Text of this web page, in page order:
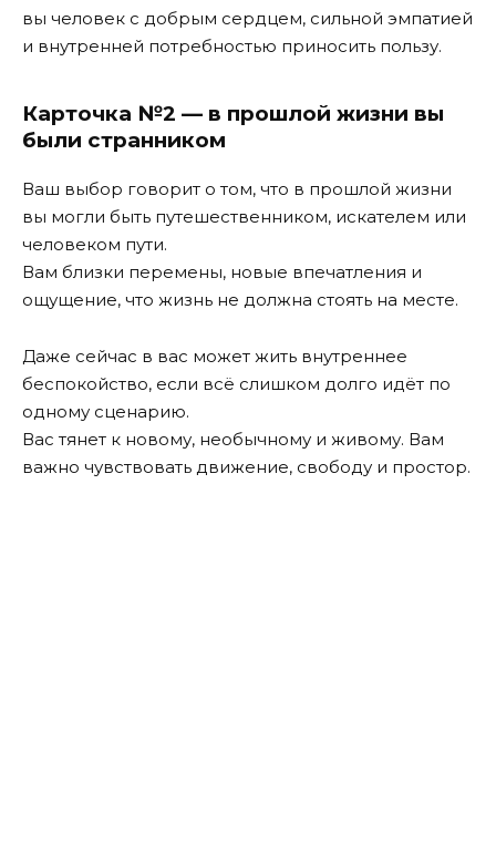
вы человек с добрым сердцем, сильной эмпатией
и внутренней потребностью приносить пользу.
Карточка №2 — в прошлой жизни вы
были странником
Ваш выбор говорит о том, что в прошлой жизни
вы могли быть путешественником, искателем или
человеком пути.
Вам близки перемены, новые впечатления и
ощущение, что жизнь не должна стоять на месте.
Даже сейчас в вас может жить внутреннее
беспокойство, если всё слишком долго идёт по
одному сценарию.
Вас тянет к новому, необычному и живому. Вам
важно чувствовать движение, свободу и простор.